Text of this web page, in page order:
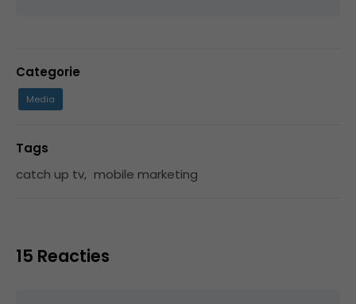
Categorie
Media
Tags
catch up tv, mobile marketing
15 Reacties